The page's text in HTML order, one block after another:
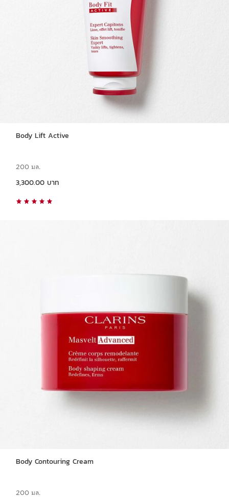
Body Lift Active
200 มล.
3,300.00 บาท
Body Contouring Cream
200 มล.